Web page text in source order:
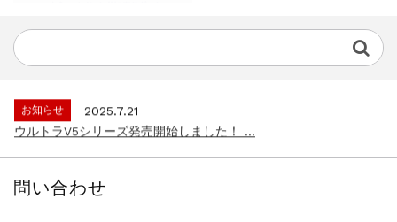
お知らせ
2025.7.15
お知らせ
2025.7.21
ウルトラV5シリーズ発売開始しました！ ...
お知らせ
2025.7.21
問い合わせ